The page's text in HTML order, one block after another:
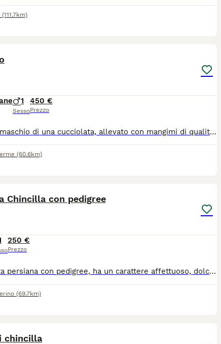
(111.7km)
1
Sesso
450 €
Prezzo
Persiano maschio di una cucciolata, allevato con mangimi di qualità, abituato alla lettiera e al tira graffi, cedesi al compimento di 3 mesi(già fatti). Entrambi i genitori sono di mia proprietà è stato allevato con molta cura e coccole. Verrà ceduto avendo fatto: vaccino trivalente, sverminazione e antiparassitario. Sono disponibile per qualsiasi informazione.
(60.6km)
Chincilla con pedigree
250 €
Prezzo
Cedo gatta persiana con pedigree, ha un carattere affettuoso, dolce e giocherellona essendo ancora piccola. Solo ad amanti degli animali e no perditempo.
(69.7km)
chincilla